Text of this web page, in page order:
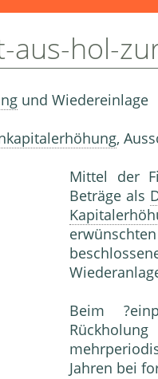
aus-hol-
und Wiedereinlage
,
Mittel der
Beträge als
erwünschten
Beim
Jahren bei